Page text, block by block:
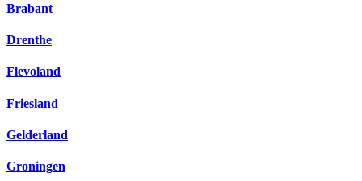
Brabant
Drenthe
Flevoland
Friesland
Gelderland
Groningen